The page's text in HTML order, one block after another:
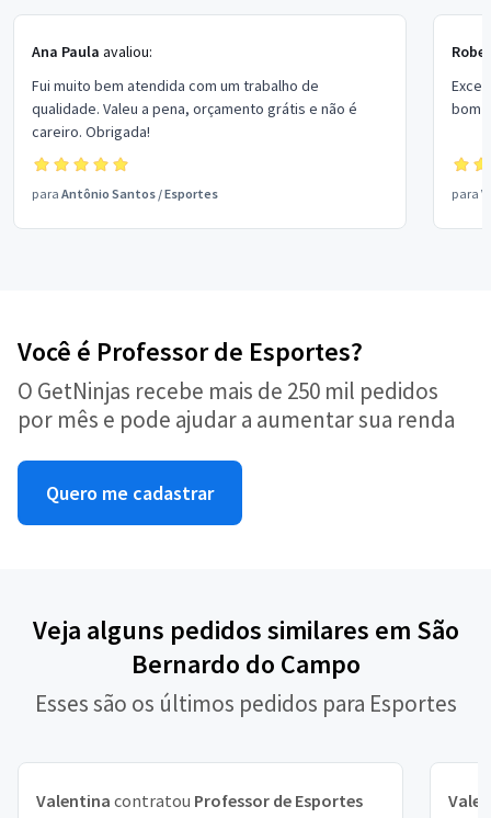
Ana Paula avaliou:
Fui muito bem atendida com um trabalho de
qualidade. Valeu a pena, orçamento grátis e não é
careiro. Obrigada!
para Antônio Santos /Esportes
bom
para
Você é Professor de Esportes?
O GetNinjas recebe mais de 250 mil pedidos
por mês e pode ajudar a aumentar sua renda
Quero me cadastrar
Veja alguns pedidos similares em São
Bernardo do Campo
Esses são os últimos pedidos para Esportes
Valentina contratou Professor de Esportes